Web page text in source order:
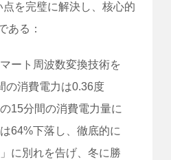
を完璧に解決し、核心的
ある：
ート周波数変換技術を
の消費電力は0.36度
15分間の消費電力量に
64%下落し、徹底的に
に別れを告げ、冬に勝